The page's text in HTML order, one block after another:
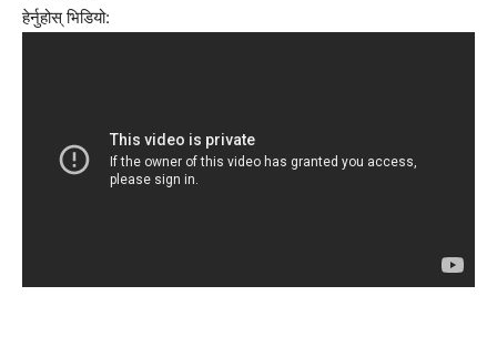
हेर्नुहोस् भिडियो: